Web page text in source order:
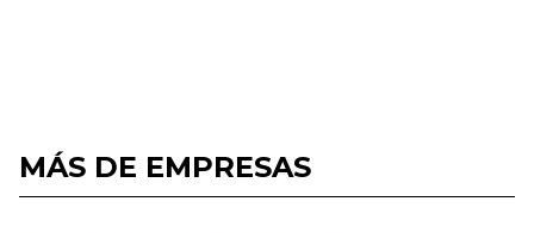
MÁS DE EMPRESAS